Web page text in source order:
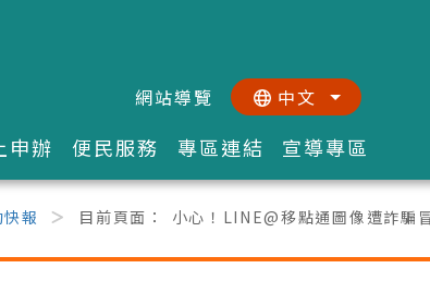
:::網站導覽 中文
申辦 便民服務 專區連結 宣導專區
報 目前頁面： 小心！LINE@移點通圖像遭詐騙